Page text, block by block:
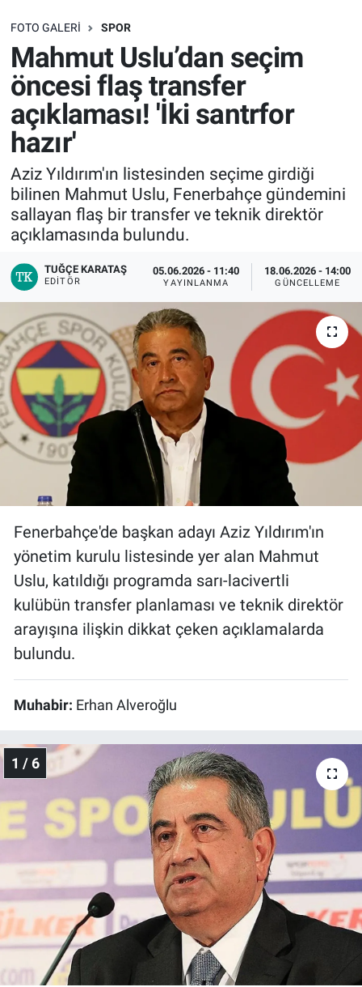
FOTO GALERI SPOR
Mahmut Uslu’dan seçim
öncesi flaş transfer
açıklaması! 'İki santrfor
hazır'
Aziz Yıldırım'ın listesinden seçime girdiği
bilinen Mahmut Uslu, Fenerbahçe gündemini
sallayan flaş bir transfer ve teknik direktör
açıklamasında bulundu.
TUĞÇE KARATAŞ
EDITÖR
05.06.2026 - 11:40
YAYINLANMA
18.06.2026 - 14:00
GÜNCELLEME
Fenerbahçe'de başkan adayı Aziz Yıldırım'ın
yönetim kurulu listesinde yer alan Mahmut
Uslu, katıldığı programda sarı-lacivertli
kulübün transfer planlaması ve teknik direktör
arayışına ilişkin dikkat çeken açıklamalarda
bulundu.
Muhabir: Erhan Alveroğlu
1 / 6
SAĞLIK
EKONOMİ
EĞİTİM
ÖZEL HABER
Keşfet
ASTROLOJİ
MANŞET
RESMİ İLANLAR
İLAN
Bize ulaşın
İletişim/Künye
Yaşam
Gözden Kaçmasın
İletişim (Künye)